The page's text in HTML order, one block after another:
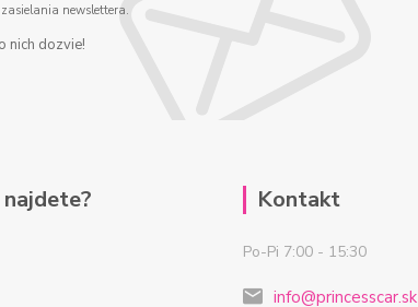
newslettera.
nich dozvie!
Kontakt
Po-Pi 7:00 - 15:30
info@princesscar.sk